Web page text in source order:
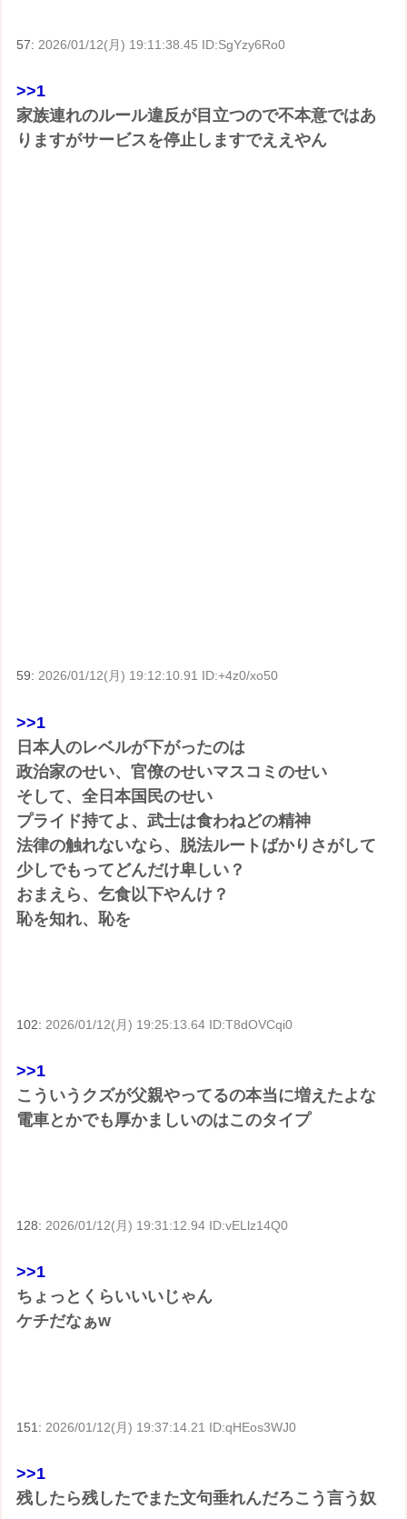
57: 2026/01/12(月) 19:11:38.45 ID:SgYzy6Ro0
>>1
家族連れのルール違反が目立つので不本意ではあ
りますがサービスを停止しますでええやん
59:2026/01/12(月) 19:12:10.91 ID:+4z0/xo50
>>1
日本人のレベルが下がったのは
政治家のせい、官僚のせいマスコミのせい
そして、全日本国民のせい
プライド持てよ、武士は食わねどの精神
法律の触れないなら、脱法ルートばかりさがして
少しでもってどんだけ卑しい？
おまえら、乞食以下やんけ？
恥を知れ、恥を
102: 2026/01/12(月) 19:25:13.64 ID:T8dOVCqi0
>>1
こういうクズが父親やってるの本当に増えたよな
電車とかでも厚かましいのはこのタイプ
128: 2026/01/12(月) 19:31:12.94 ID:vELlz14Q0
>>1
ちょっとくらいいいじゃん
ケチだなぁw
151: 2026/01/12(月) 19:37:14.21 ID:qHEos3WJ0
>>1
残したら残したでまた文句垂れんだろこう言う奴